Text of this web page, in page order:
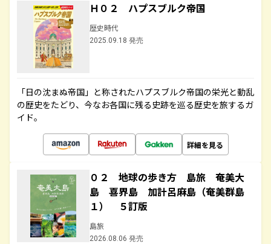
Ｈ０２ ハプスブルク帝国
歴史時代
2025.09.18 発売
「日の沈まぬ帝国」と称されたハプスブルク帝国の栄光と動乱
の歴史をたどり、今なお各国に残る史跡を巡る歴史を旅するガ
イド。
詳細を見る
０２ 地球の歩き方 島旅 奄美大
島 喜界島 加計呂麻島（奄美群島
１） ５訂版
島旅
2026.08.06 発売